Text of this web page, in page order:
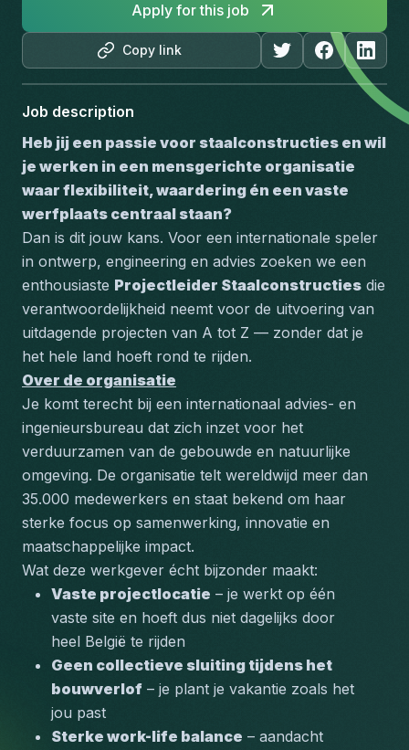
Copy link
Apply for this job
Job description
Heb jij een passie voor staalconstructies en wil
je werken in een mensgerichte organisatie
waar flexibiliteit, waardering én een vaste
werfplaats centraal staan?
Dan is dit jouw kans. Voor een internationale speler
in ontwerp, engineering en advies zoeken we een
enthousiaste Projectleider Staalconstructies die
verantwoordelijkheid neemt voor de uitvoering van
uitdagende projecten van A tot Z — zonder dat je
het hele land hoeft rond te rijden.
Over de organisatie
Je komt terecht bij een internationaal advies- en
ingenieursbureau dat zich inzet voor het
verduurzamen van de gebouwde en natuurlijke
omgeving. De organisatie telt wereldwijd meer dan
35.000 medewerkers en staat bekend om haar
sterke focus op samenwerking, innovatie en
maatschappelijke impact.
Wat deze werkgever écht bijzonder maakt:
Vaste projectlocatie – je werkt op één
vaste site en hoeft dus niet dagelijks door
heel België te rijden
Geen collectieve sluiting tijdens het
bouwverlof – je plant je vakantie zoals het
jou past
Sterke work-life balance – aandacht